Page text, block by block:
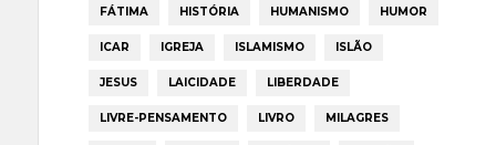
FÁTIMA HISTÓRIA HUMANISMO HUMOR
ICAR IGREJA ISLAMISMO ISLÃO
JESUS LAICIDADE LIBERDADE
LIVRE-PENSAMENTO LIVRO MILAGRES